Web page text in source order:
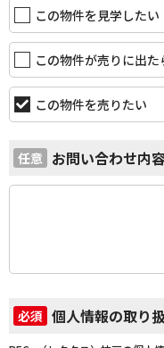
この物件を見学したい
この物件が売りに出
この物件を売りたい
任意 お問い合わせ内
必須 個人情報の取り